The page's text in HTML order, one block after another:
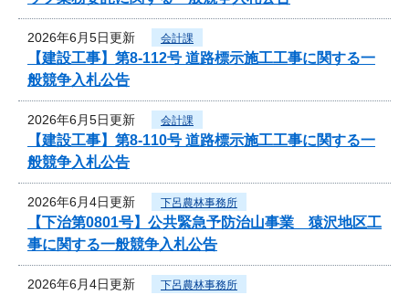
2026年6月5日更新 会計課
【建設工事】第8-112号 道路標示施工工事に関する一
般競争入札公告
2026年6月5日更新 会計課
【建設工事】第8-110号 道路標示施工工事に関する一
般競争入札公告
2026年6月4日更新 下呂農林事務所
【下治第0801号】公共緊急予防治山事業 猿沢地区工
事に関する一般競争入札公告
2026年6月4日更新 下呂農林事務所